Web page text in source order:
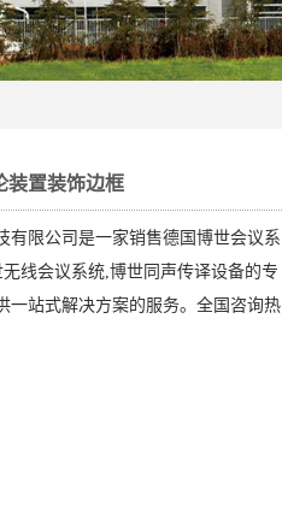
装置装饰边框
有限公司是一家销售德国博世会议系
线会议系统,博世同声传译设备的专
一站式解决方案的服务。全国咨询热